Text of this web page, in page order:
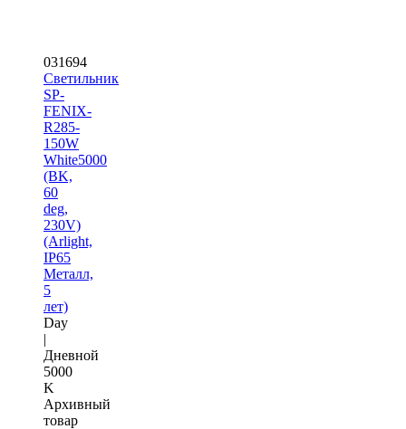
031694
Светильник
SP-
FENIX-
R285-
150W
White5000
(BK,
60
deg,
230V)
(Arlight,
IP65
Металл,
5
лет)
Day
|
Дневной
5000
K
Архивный
товар